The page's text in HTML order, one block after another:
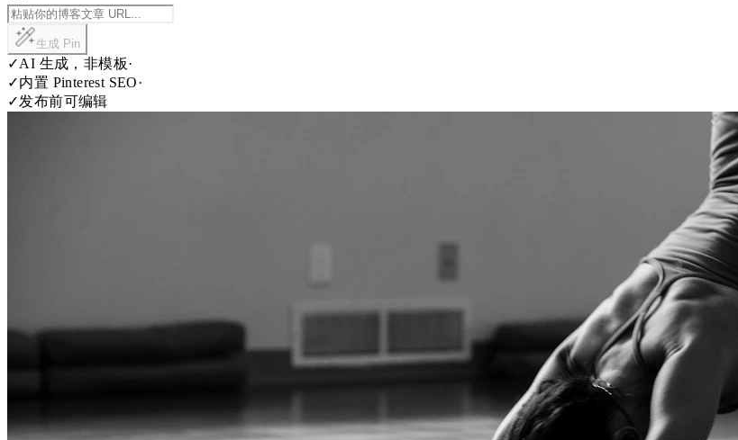
生成 Pin
✓AI 生成，非模板·
✓内置 Pinterest SEO·
✓发布前可编辑